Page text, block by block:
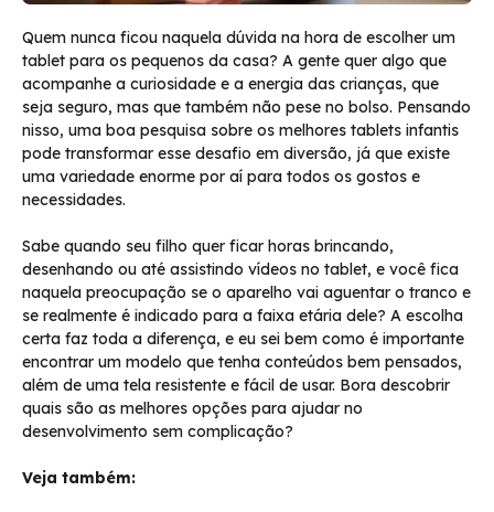
Quem nunca ficou naquela dúvida na hora de escolher um
tablet para os pequenos da casa? A gente quer algo que
acompanhe a curiosidade e a energia das crianças, que
seja seguro, mas que também não pese no bolso. Pensando
nisso, uma boa pesquisa sobre os melhores tablets infantis
pode transformar esse desafio em diversão, já que existe
uma variedade enorme por aí para todos os gostos e
necessidades.
Sabe quando seu filho quer ficar horas brincando,
desenhando ou até assistindo vídeos no tablet, e você fica
naquela preocupação se o aparelho vai aguentar o tranco e
se realmente é indicado para a faixa etária dele? A escolha
certa faz toda a diferença, e eu sei bem como é importante
encontrar um modelo que tenha conteúdos bem pensados,
além de uma tela resistente e fácil de usar. Bora descobrir
quais são as melhores opções para ajudar no
desenvolvimento sem complicação?
Veja também: